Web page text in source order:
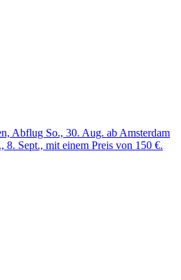
Abflug So., 30. Aug. ab Amsterdam
Sept., mit einem Preis von 150 €.